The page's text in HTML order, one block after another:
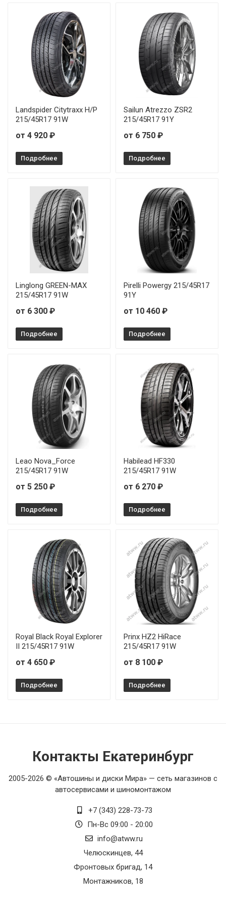
Sonix XSPORT S8 225/55R17 101W
Sonix XSPORT S8 225/55R18 102W
Sonix XSPORT S8 225/55R19 103W
Sonix XSPORT S8 235/35R20 92Y
Sonix XSPORT S8 235/45R17 97W
Sonix XSPORT S8 245/35R19 93Y
Sonix XSPORT S8 245/40R19 98W
Sonix XSPORT S8 245/50R18 104W
Sonix XSPORT S8 255/40R18 99W
Sonix XSPORT S8 265/45R20 108W
Sonix XSPORT S8 275/30R20 97Y
Sonix XSPORT S8 275/30R21 98Y
Landspider Citytraxx H/P
215/45R17 91W
от 4 920 ₽
Подробнее
Sailun Atrezzo ZSR2
215/45R17 91Y
от 6 750 ₽
Подробнее
Linglong GREEN-MAX
215/45R17 91W
от 6 300 ₽
Подробнее
Pirelli Powergy 215/45R17
91Y
от 10 460 ₽
Подробнее
Leao Nova_Force
215/45R17 91W
от 5 250 ₽
Подробнее
Habilead HF330
215/45R17 91W
от 6 270 ₽
Подробнее
Royal Black Royal Explorer
II 215/45R17 91W
от 4 650 ₽
Подробнее
Prinx HZ2 HiRace
215/45R17 91W
от 8 100 ₽
Подробнее
Контакты Екатеринбург
2005-2026 © «Автошины и диски Мира» — сеть магазинов с
автосервисами и шиномонтажом
+7 (343) 228-73-73
Пн-Вс 09:00 - 20:00
info@atww.ru
Челюскинцев, 44
Фронтовых бригад, 14
Монтажников, 18